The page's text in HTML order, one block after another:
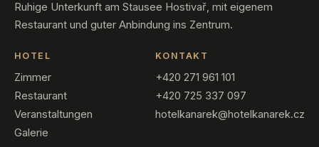
Ruhige Unterkunft am Stausee Hostivař, mit eigenem
Restaurant und guter Anbindung ins Zentrum.
HOTEL
Zimmer
Restaurant
Veranstaltungen
Galerie
KONTAKT
+420 271 961 101
+420 725 337 097
hotelkanarek@hotelkanarek.cz